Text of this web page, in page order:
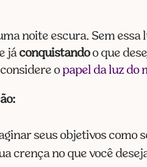
noite escura. Sem essa
já conquistandoo que
o papel da luz do
seus objetivos como
crença no que você